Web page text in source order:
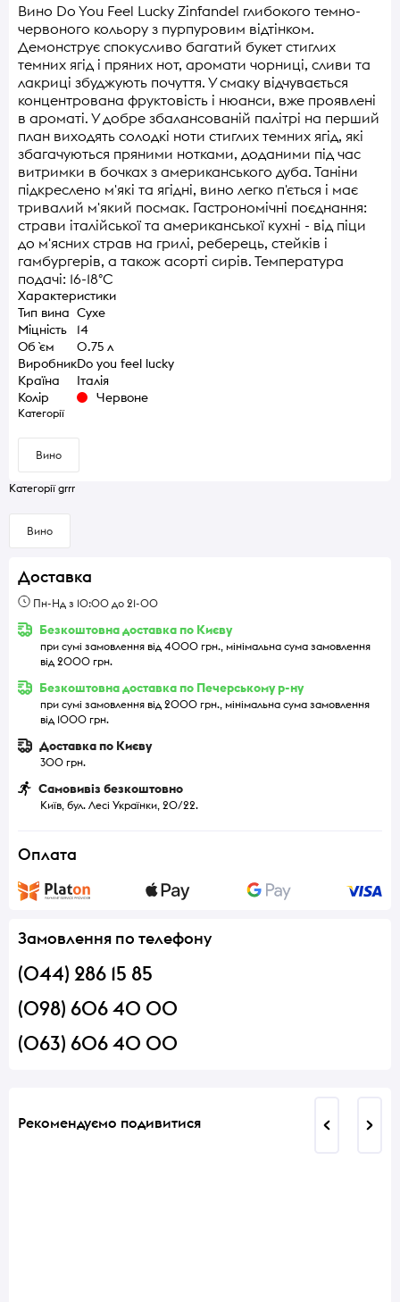
Вино Do You Feel Lucky Zinfandel глибокого темно-
червоного кольору з пурпуровим відтінком.
Демонструє спокусливо багатий букет стиглих
темних ягід і пряних нот, аромати чорниці, сливи та
лакриці збуджують почуття. У смаку відчувається
концентрована фруктовість і нюанси, вже проявлені
в ароматі. У добре збалансованій палітрі на перший
план виходять солодкі ноти стиглих темних ягід, які
збагачуються пряними нотками, доданими під час
витримки в бочках з американського дуба. Таніни
підкреслено м'які та ягідні, вино легко п'ється і має
тривалий м'який посмак. Гастрономічні поєднання:
страви італійської та американської кухні - від піци
до м'ясних страв на грилі, реберець, стейків і
гамбургерів, а також асорті сирів. Температура
подачі: 16-18°C
Характеристики
Тип вина Сухе
Міцність
14
Об `єм
0.75 л
ВиробникDo you feel lucky
Країна
Італія
Колір
Червоне
Категорії
Вино
Категорії grrr
Вино
Доставка
Пн-Нд з 10:00 до 21-00
Безкоштовна доставка по Києву
при сумі замовлення від 4000 грн., мінімальна сума замовлення
від 2000 грн.
Безкоштовна доставка по Печерському р-ну
при сумі замовлення від 2000 грн., мінімальна сума замовлення
від 1000 грн.
Доставка по Києву
300 грн.
Самовивіз безкоштовно
Київ, бул. Лесі Українки, 20/22.
Оплата
Замовлення по телефону
(044) 286 15 85
(098) 606 40 00
(063) 606 40 00
Рекомендуємо подивитися